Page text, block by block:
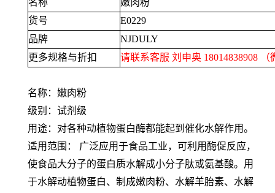
名称
嫩肉粉
货号
E0229
品牌
NJDULY
更多规格与折扣
请联系客服 刘申奥 18014838908
名称：嫩肉粉
级别：试剂级
用途：对各种动植物蛋白酶都能起到催化水解作用。
适用范围： 广泛应用于食品工业，可利用酶促反应，
使食品大分子的蛋白质水解成小分子肽或氨基酸。用
于水解动植物蛋白、制成嫩肉粉、水解羊胎素、水解